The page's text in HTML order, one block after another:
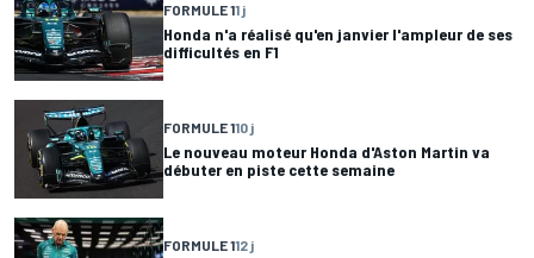
FORMULE 11 j
Honda n'a réalisé qu'en janvier l'ampleur de ses
difficultés en F1
FORMULE 110 j
Le nouveau moteur Honda d'Aston Martin va
débuter en piste cette semaine
FORMULE 112 j